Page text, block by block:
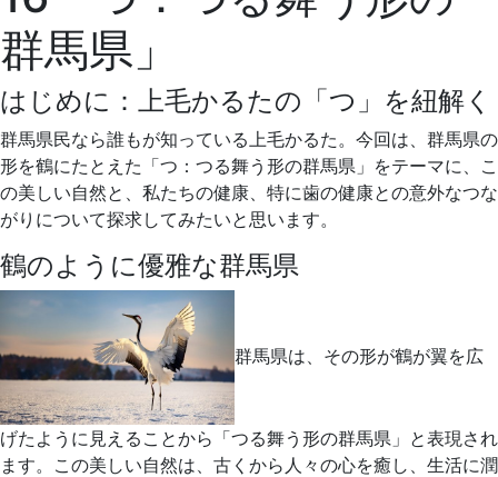
1医
群馬県」
はじめに：上毛かるたの「つ」を紐解く
群馬県民なら誰もが知っている上毛かるた。今回は、群馬県の
形を鶴にたとえた「つ：つる舞う形の群馬県」をテーマに、こ
の美しい自然と、私たちの健康、特に歯の健康との意外なつな
がりについて探求してみたいと思います。
鶴のように優雅な群馬県
群馬県は、その形が鶴が翼を広
げたように見えることから「つる舞う形の群馬県」と表現され
ます。この美しい自然は、古くから人々の心を癒し、生活に潤